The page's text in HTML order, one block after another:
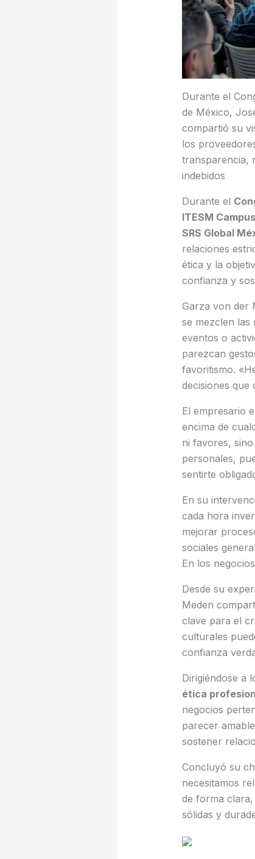
Durante el
de México,
compartió su
los
transparencia,
indebidos
Durante el
ITESM
SRS Global
relaciones
ética y la
confianza y
Garza von der
se mezclen las
eventos o
parezcan
favoritismo.
decisiones que
El empresario
encima de
ni favores,
personales,
sentirte
En su
cada hora
mejorar
sociales
En los
Desde su
Meden
clave para el
culturales
confianza
Dirigiéndose a
ética
negocios
parecer
sostener
Concluyó su
necesitamos
de forma
sólidas y